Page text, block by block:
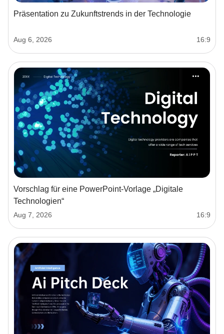
Präsentation zu Zukunftstrends in der Technologie
Aug 6, 2026 16:9
Vorschlag für eine PowerPoint-Vorlage „Digitale
Technologien“
Aug 7, 2026 16:9